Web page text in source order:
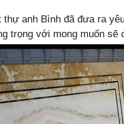
thự anh Bình đã đưa ra
trọng với mong muốn